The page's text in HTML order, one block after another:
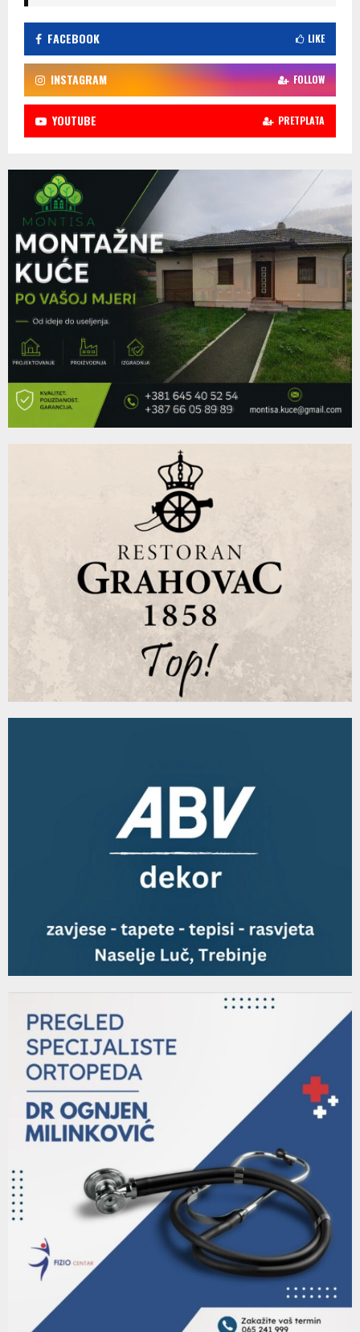
FACEBOOK LIKE
INSTAGRAM FOLLOW
YOUTUBE PRETPLATA